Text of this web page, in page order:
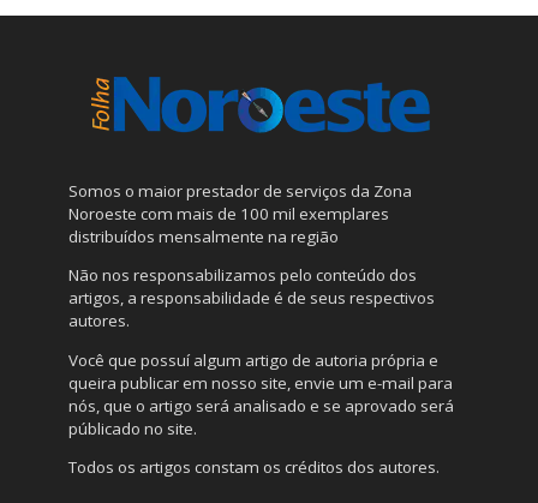
Somos o maior prestador de serviços da Zona
Noroeste com mais de 100 mil exemplares
distribuídos mensalmente na região
Não nos responsabilizamos pelo conteúdo dos
artigos, a responsabilidade é de seus respectivos
autores.
Você que possuí algum artigo de autoria própria e
queira publicar em nosso site, envie um e-mail para
nós, que o artigo será analisado e se aprovado será
públicado no site.
Todos os artigos constam os créditos dos autores.